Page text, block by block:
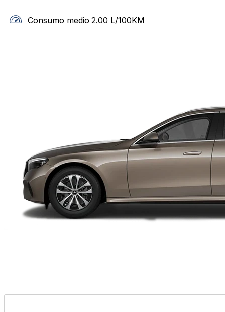
Consumo medio 2.00 L/100KM